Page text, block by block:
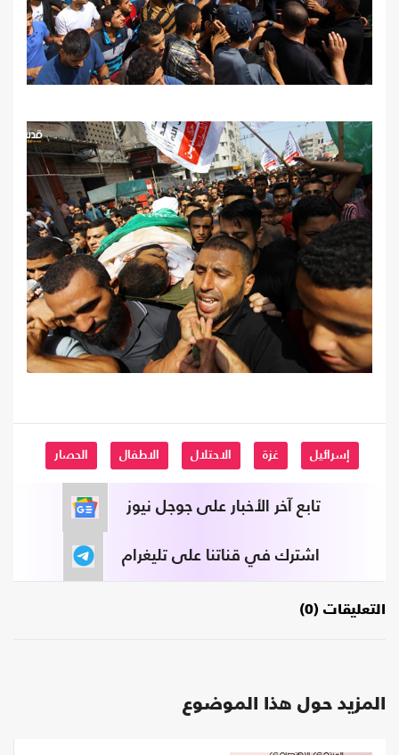
إسرائيل غزة الاحتلال الاطفال الحصار
تابع آخر الأخبار على جوجل نيوز
اشترك في قناتنا على تليغرام
التعليقات (0)
المزيد حول هذا الموضوع